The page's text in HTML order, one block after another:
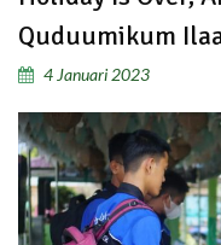
Quduumikum
4 Januari 2023